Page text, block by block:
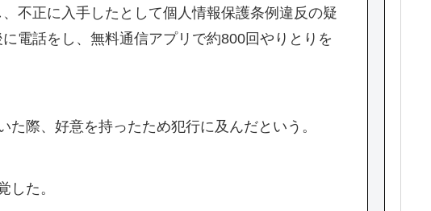
不正に入手したとして個人情報保護条例違反の疑
電話をし、無料通信アプリで約800回やりとりを
際、好意を持ったため犯行に及んだという。
した。